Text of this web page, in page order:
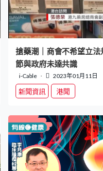
搶藥潮｜商會不希望立
節與政府未達共識
i-Cable 2023年01月11日
新聞資訊 港聞